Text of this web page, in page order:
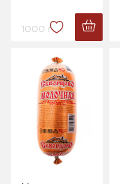
1000 г.